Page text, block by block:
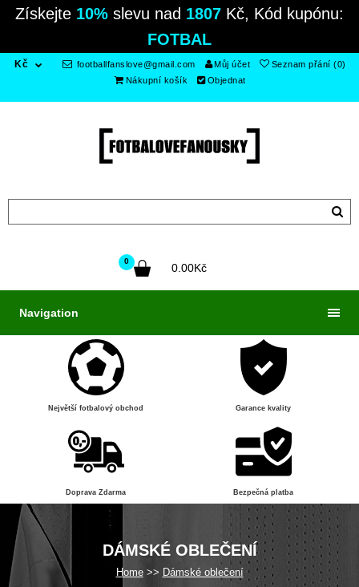
Získejte 10% slevu nad 1807 Kč, Kód kupónu:
FOTBAL
Kč footballfanslove@gmail.com Můj účet
Seznam přání (0)
Nákupní košík
Objednat
0
0.00Kč
Navigation
Největší fotbalový obchod Garance kvality
Doprava Zdarma Bezpečná platba
DÁMSKÉ OBLEČENÍ
Home Dámské oblečení